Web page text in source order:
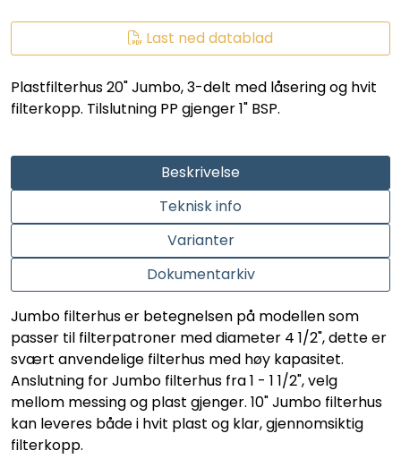
Last ned datablad
Plastfilterhus 20" Jumbo, 3-delt med låsering og hvit
filterkopp. Tilslutning PP gjenger 1" BSP.
Beskrivelse
Teknisk info
Varianter
Dokumentarkiv
Jumbo filterhus er betegnelsen på modellen som
passer til filterpatroner med diameter 4 1/2", dette er
svært anvendelige filterhus med høy kapasitet.
Anslutning for Jumbo filterhus fra 1 - 1 1/2", velg
mellom messing og plast gjenger. 10" Jumbo filterhus
kan leveres både i hvit plast og klar, gjennomsiktig
filterkopp.
Om oss
Kontakt